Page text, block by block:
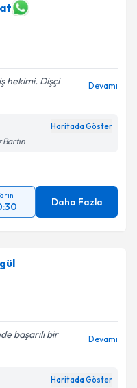
hekimi. Dişçi
Devamı
Haritada Göster
Bartın
Daha Fazla
başarılı bir
Devamı
Haritada Göster